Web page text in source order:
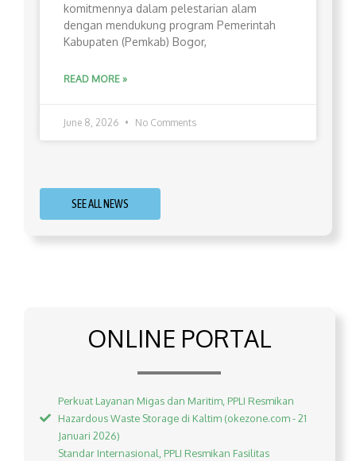
komitmennya dalam pelestarian alam
dengan mendukung program Pemerintah
Kabupaten (Pemkab) Bogor,
READ MORE »
June 8, 2026 No Comments
SEE ALL NEWS
ONLINE PORTAL
Perkuat Layanan Migas dan Maritim, PPLI Resmikan
Hazardous Waste Storage di Kaltim (okezone.com - 21
Januari 2026)
Standar Internasional, PPLI Resmikan Fasilitas